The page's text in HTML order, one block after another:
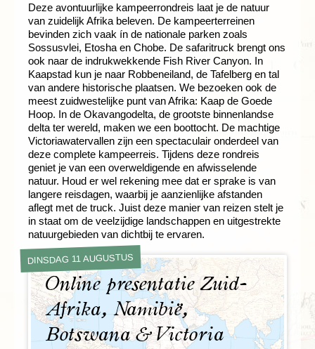
Deze avontuurlijke kampeerrondreis laat je de natuur
van zuidelijk Afrika beleven. De kampeerterreinen
bevinden zich vaak ín de nationale parken zoals
Sossusvlei, Etosha en Chobe. De safaritruck brengt ons
ook naar de indrukwekkende Fish River Canyon. In
Kaapstad kun je naar Robbeneiland, de Tafelberg en tal
van andere historische plaatsen. We bezoeken ook de
meest zuidwestelijke punt van Afrika: Kaap de Goede
Hoop. In de Okavangodelta, de grootste binnenlandse
delta ter wereld, maken we een boottocht. De machtige
Victoriawatervallen zijn een spectaculair onderdeel van
deze complete kampeerreis. Tijdens deze rondreis
geniet je van een overweldigende en afwisselende
natuur. Houd er wel rekening mee dat er sprake is van
langere reisdagen, waarbij je aanzienlijke afstanden
aflegt met de truck. Juist deze manier van reizen stelt je
in staat om de veelzijdige landschappen en uitgestrekte
natuurgebieden van dichtbij te ervaren.
DINSDAG 11 AUGUSTUS
Online presentatie Zuid-
Afrika, Namibië,
Botswana & Victoria